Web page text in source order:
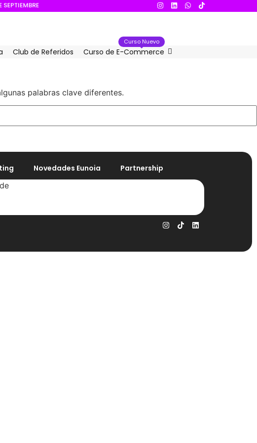
ESEPTIEMBR
Club de Referidos Curso de E-Commerce
Curso Nuevo
palabras clave diferentes.
Novedades Eunoia Partnership